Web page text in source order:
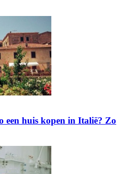
een huis kopen in Italië? Zo